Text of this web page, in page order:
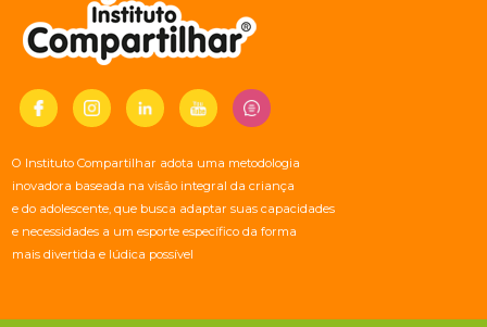
O Instituto Compartilhar adota uma metodologia
inovadora baseada na visão integral da criança
e do adolescente, que busca adaptar suas capacidades
e necessidades a um esporte específico da forma
mais divertida e lúdica possível